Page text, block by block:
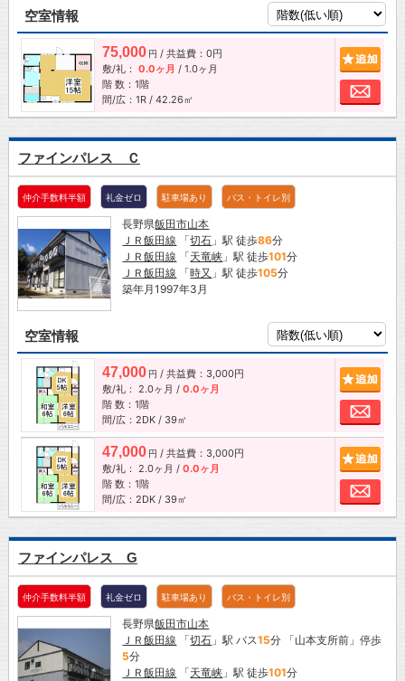
空室情報
75,000 円 / 共益費：0円
敷/礼： 0.0ヶ月 / 1.0ヶ月
階 数：1階
間/広：1R / 42.26㎡
お
ファインパレス Ｃ
仲介手数料半額 礼金ゼロ 駐車場あり バス・トイレ別
長野県飯田市山本
ＪＲ飯田線 「切石 」駅 徒歩86分
ＪＲ飯田線 「天竜峡 」駅 徒歩101分
ＪＲ飯田線 「時又 」駅 徒歩105分
築年月1997年3月
空室情報
47,000 円 / 共益費：3,000円
敷/礼： 2.0ヶ月 / 0.0ヶ月
階 数：1階
間/広：2DK / 39㎡
お
47,000 円 / 共益費：3,000円
敷/礼： 2.0ヶ月 / 0.0ヶ月
階 数：1階
間/広：2DK / 39㎡
お
ファインパレス G
仲介手数料半額 礼金ゼロ 駐車場あり バス・トイレ別
長野県飯田市山本
ＪＲ飯田線 「切石 」駅 バス15分 「山本支所前」停歩
5分
ＪＲ飯田線 「天竜峡 」駅 徒歩101分